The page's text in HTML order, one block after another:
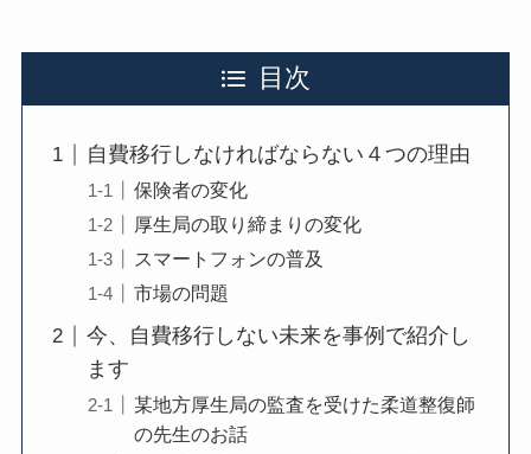
目次
自費移行しなければならない４つの理由
保険者の変化
厚生局の取り締まりの変化
スマートフォンの普及
市場の問題
今、自費移行しない未来を事例で紹介し
ます
某地方厚生局の監査を受けた柔道整復師
の先生のお話